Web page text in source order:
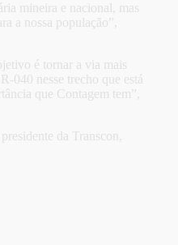
mineira e nacional, mas
a nossa população”,
é tornar a via mais
040 nesse trecho que está
que Contagem tem”,
da Transcon,